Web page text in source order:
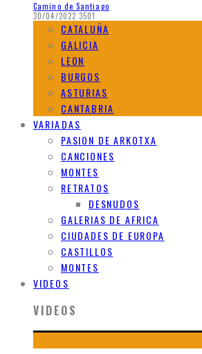
Camino de Santiago
30/04/2022 3501
CATALUÑA
GALICIA
LEON
BURGOS
ASTURIAS
CANTABRIA
VARIADAS
PASION DE ARKOTXA
CANCIONES
MONTES
RETRATOS
DESNUDOS
GALERIAS DE AFRICA
CIUDADES DE EUROPA
CASTILLOS
MONTES
VIDEOS
VIDEOS